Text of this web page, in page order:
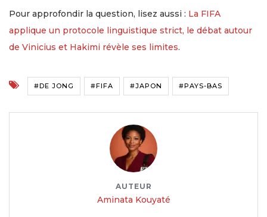
Pour approfondir la question, lisez aussi : La FIFA
applique un protocole linguistique strict, le débat autour
de Vinicius et Hakimi révèle ses limites.
#DE JONG #FIFA #JAPON #PAYS-BAS
AUTEUR
Aminata Kouyaté